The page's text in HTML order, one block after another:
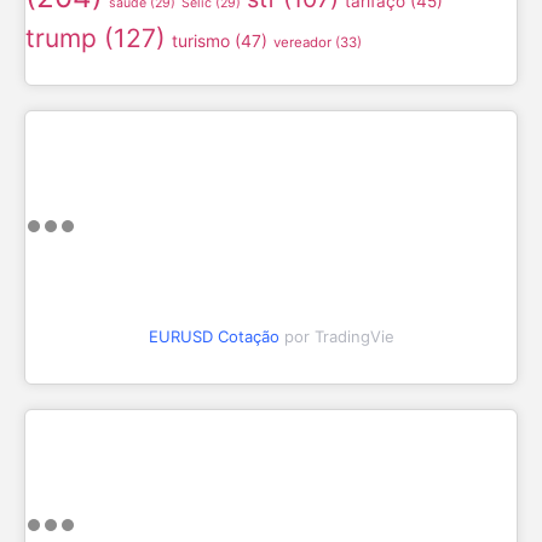
saúde (29) Selic (29)
trump (127) turismo (47) vereador (33)
EURUSD Cotação por TradingVie